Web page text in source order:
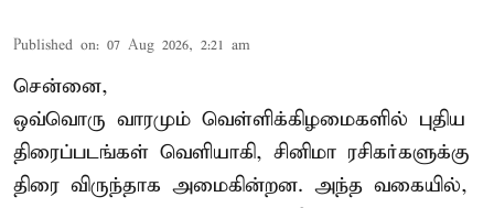
Published on: 07 Aug 2026, 2:21 am
சென்னை,
ஒவ்வொரு வாரமும் வெள்ளிக்கிழமைகளில் புதிய
திரைப்படங்கள் வெளியாகி, சினிமா ரசிகர்களுக்கு
திரை விருந்தாக அமைகின்றன. அந்த வகையில்,